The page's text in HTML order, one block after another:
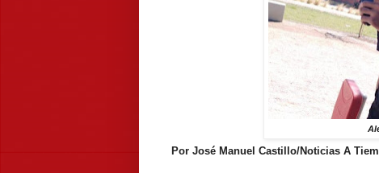
Por José Manuel Castillo/Noticias A